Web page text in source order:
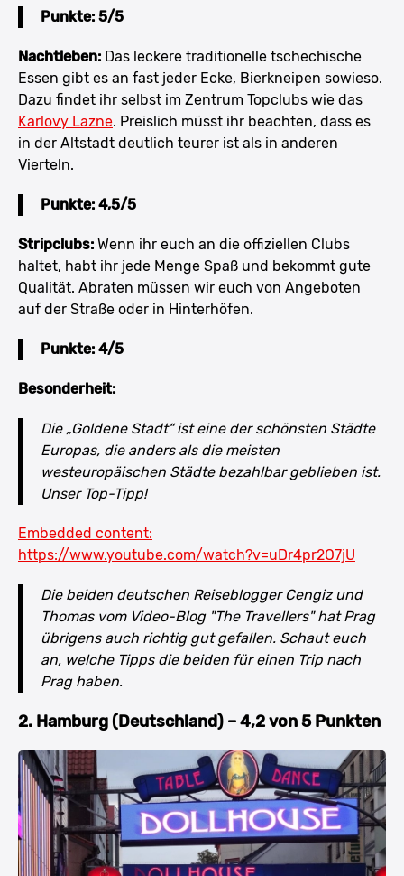
Punkte: 5/5
Nachtleben: Das leckere traditionelle tschechische
Essen gibt es an fast jeder Ecke, Bierkneipen sowieso.
Dazu findet ihr selbst im Zentrum Topclubs wie das
Karlovy Lazne. Preislich müsst ihr beachten, dass es
in der Altstadt deutlich teurer ist als in anderen
Vierteln.
Punkte: 4,5/5
Stripclubs: Wenn ihr euch an die offiziellen Clubs
haltet, habt ihr jede Menge Spaß und bekommt gute
Qualität. Abraten müssen wir euch von Angeboten
auf der Straße oder in Hinterhöfen.
Punkte: 4/5
Besonderheit:
Die „Goldene Stadt“ ist eine der schönsten Städte
Europas, die anders als die meisten
westeuropäischen Städte bezahlbar geblieben ist.
Unser Top-Tipp!
Embedded content:
https://www.youtube.com/watch?v=uDr4pr2O7jU
Die beiden deutschen Reiseblogger Cengiz und
Thomas vom Video-Blog "The Travellers" hat Prag
übrigens auch richtig gut gefallen. Schaut euch
an, welche Tipps die beiden für einen Trip nach
Prag haben.
2. Hamburg (Deutschland) – 4,2 von 5 Punkten